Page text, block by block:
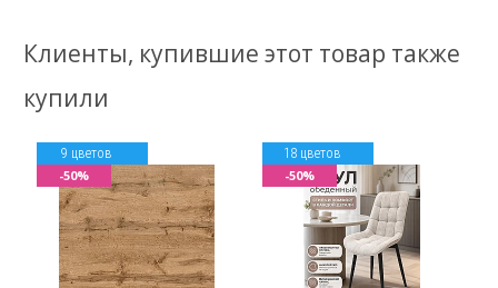
Клиенты, купившие этот товар также
купили
9 цветов
-50%
18 цветов
-50%